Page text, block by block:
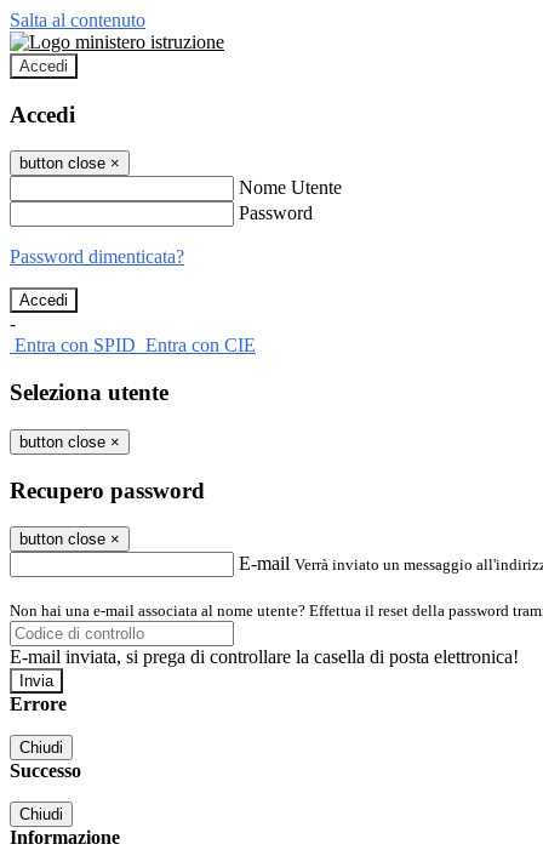
Salta al contenuto
Accedi
Accedi
button close ×
Nome Utente
Password
Password dimenticata?
-
Entra con SPID Entra con CIE
Seleziona utente
button close ×
Recupero password
button close ×
E-mail Verrà inviato un messaggio
Non hai una e-mail associata al nome utente? Effettua il reset della password
E-mail inviata, si prega di controllare la casella di posta elettronica!
Errore
Chiudi
Successo
Chiudi
Informazione